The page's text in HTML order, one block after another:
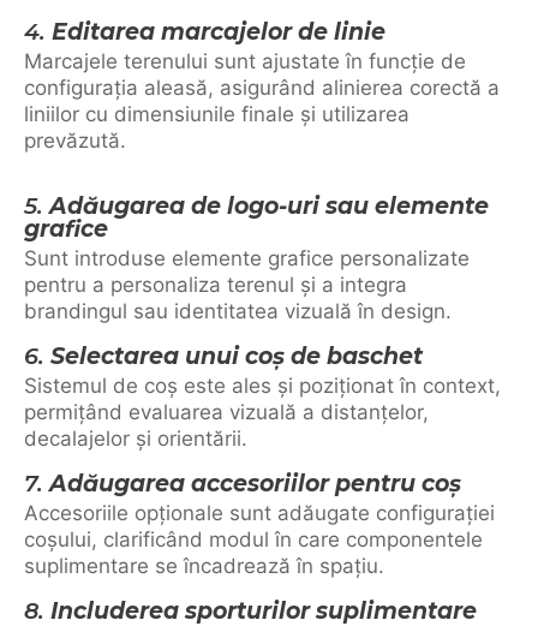
4. Editarea marcajelor de linie
Marcajele terenului sunt ajustate în funcție de
configurația aleasă, asigurând alinierea corectă a
liniilor cu dimensiunile finale și utilizarea
prevăzută.
5.Adăugarea de logo-uri sau elemente
grafice
Sunt introduse elemente grafice personalizate
pentru a personaliza terenul și a integra
brandingul sau identitatea vizuală în design.
6. Selectarea unui coș de baschet
Sistemul de coș este ales și poziționat în context,
permițând evaluarea vizuală a distanțelor,
decalajelor și orientării.
7.Adăugarea accesoriilor pentru coș
Accesoriile opționale sunt adăugate configurației
coșului, clarificând modul în care componentele
suplimentare se încadrează în spațiu.
8. Includerea sporturilor suplimentare